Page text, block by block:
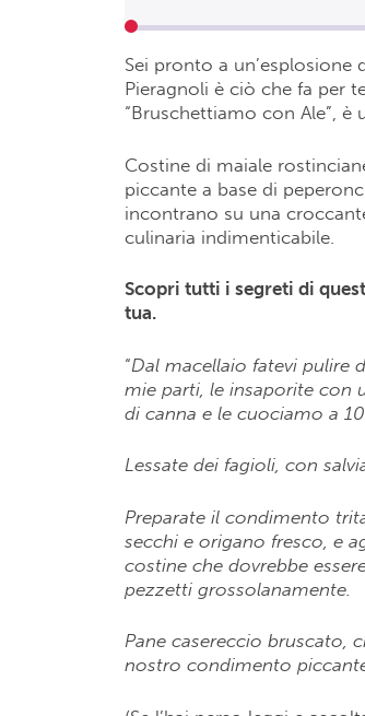
Sei pronto a un’esplosione
Pieragnoli è ciò che fa per
“Bruschettiamo con Ale”,
Costine di maiale
piccante a base di
incontrano su una
culinaria indimenticabile.
Scopri tutti i segreti di
tua.
“Dal macellaio fatevi pulire
mie parti, le insaporite con
di canna e le cuociamo a
Lessate dei fagioli, con
Preparate il condimento
secchi e origano fresco, e
costine che dovrebbe
pezzetti grossolanamente.
Pane casereccio bruscato,
nostro condimento